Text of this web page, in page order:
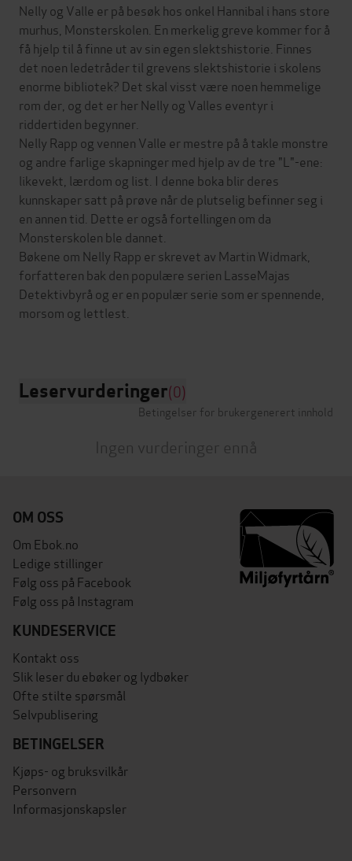
Nelly og Valle er på besøk hos onkel Hannibal i hans store
murhus, Monsterskolen. En merkelig greve kommer for å
få hjelp til å finne ut av sin egen slektshistorie. Finnes
det noen ledetråder til grevens slektshistorie i skolens
enorme bibliotek? Det skal visst være noen hemmelige
rom der, og det er her Nelly og Valles eventyr i
riddertiden begynner.
Nelly Rapp og vennen Valle er mestre på å takle monstre
og andre farlige skapninger med hjelp av de tre "L"-ene:
likevekt, lærdom og list. I denne boka blir deres
kunnskaper satt på prøve når de plutselig befinner seg i
en annen tid. Dette er også fortellingen om da
Monsterskolen ble dannet.
Bøkene om Nelly Rapp er skrevet av Martin Widmark,
forfatteren bak den populære serien LasseMajas
Detektivbyrå og er en populær serie som er spennende,
morsom og lettlest.
Leservurderinger(0)
Betingelser for brukergenerert innhold
Ingen vurderinger ennå
OM OSS
Om Ebok.no
Ledige stillinger
Følg oss på Facebook
Følg oss på Instagram
KUNDESERVICE
Kontakt oss
Slik leser du ebøker og lydbøker
Ofte stilte spørsmål
Selvpublisering
BETINGELSER
Kjøps- og bruksvilkår
Personvern
Informasjonskapsler